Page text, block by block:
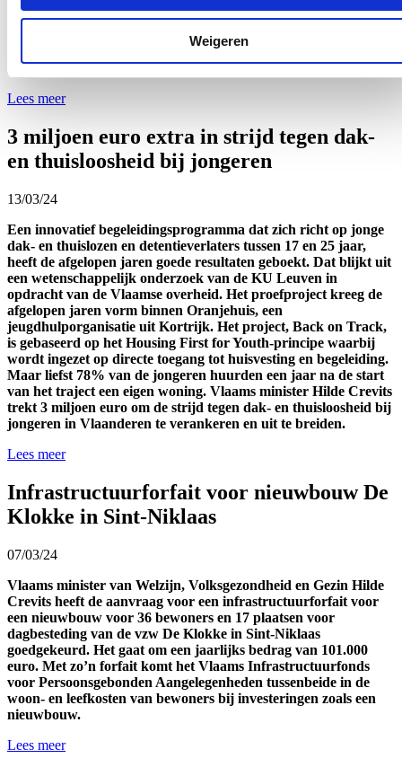
Weigeren
Vlaanderen in nauwe samenwerking en afstemming met Domus
Medica en experten uit het werkveld waaronder geriaters,
neurologen en ouderenpsychiaters. Er werden intussen 90
referentieartsen opgeleid, maar er staat nog een rij wachtenden.
Lees meer
3 miljoen euro extra in strijd tegen dak-
en thuisloosheid bij jongeren
13/03/24
Een innovatief begeleidingsprogramma dat zich richt op jonge
dak- en thuislozen en detentieverlaters tussen 17 en 25 jaar,
heeft de afgelopen jaren goede resultaten geboekt. Dat blijkt uit
een wetenschappelijk onderzoek van de KU Leuven in
opdracht van de Vlaamse overheid. Het proefproject kreeg de
afgelopen jaren vorm binnen Oranjehuis, een
jeugdhulporganisatie uit Kortrijk. Het project, Back on Track,
is gebaseerd op het Housing First for Youth-principe waarbij
wordt ingezet op directe toegang tot huisvesting en begeleiding.
Maar liefst 78% van de jongeren huurden een jaar na de start
van het traject een eigen woning. Vlaams minister Hilde Crevits
trekt 3 miljoen euro om de strijd tegen dak- en thuisloosheid bij
jongeren in Vlaanderen te verankeren en uit te breiden.
Lees meer
Infrastructuurforfait voor nieuwbouw De
Klokke in Sint-Niklaas
07/03/24
Vlaams minister van Welzijn, Volksgezondheid en Gezin Hilde
Crevits heeft de aanvraag voor een infrastructuurforfait voor
een nieuwbouw voor 36 bewoners en 17 plaatsen voor
dagbesteding van de vzw De Klokke in Sint-Niklaas
goedgekeurd. Het gaat om een jaarlijks bedrag van 101.000
euro. Met zo’n forfait komt het Vlaams Infrastructuurfonds
voor Persoonsgebonden Aangelegenheden tussenbeide in de
woon- en leefkosten van bewoners bij investeringen zoals een
nieuwbouw.
Lees meer